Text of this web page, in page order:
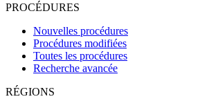
PROCÉDURES
Nouvelles procédures
Procédures modifiées
Toutes les procédures
Recherche avancée
RÉGIONS